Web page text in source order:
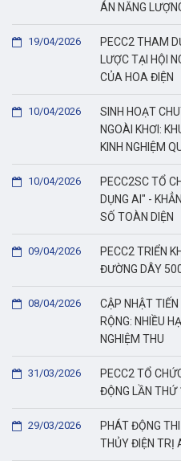
ÁN NĂNG
PECC2 THAM
LƯỢC TẠI HỘI
CỦA HOA ĐIỆN
19/04/2026
SINH HOẠT
NGOÀI KHƠI:
KINH NGHIỆM
10/04/2026
PECC2SC TỔ
DỤNG AI" -
SỐ TOÀN DIỆN
10/04/2026
PECC2 TRIỂN
ĐƯỜNG DÂY
09/04/2026
CẬP NHẬT
RỘNG: NHIỀU
NGHIỆM THU
08/04/2026
PECC2 TỔ
ĐỘNG LẦN
31/03/2026
PHÁT ĐỘNG
THỦY ĐIỆN TRỊ
29/03/2026